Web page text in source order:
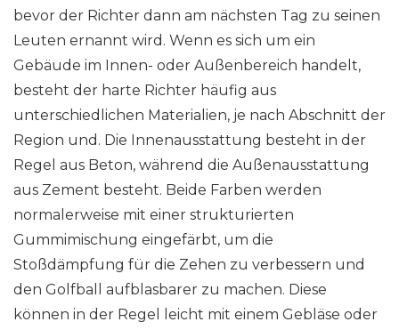
bevor der Richter dann am nächsten Tag zu seinen
Leuten ernannt wird. Wenn es sich um ein
Gebäude im Innen- oder Außenbereich handelt,
besteht der harte Richter häufig aus
unterschiedlichen Materialien, je nach Abschnitt der
Region und. Die Innenausstattung besteht in der
Regel aus Beton, während die Außenausstattung
aus Zement besteht. Beide Farben werden
normalerweise mit einer strukturierten
Gummimischung eingefärbt, um die
Stoßdämpfung für die Zehen zu verbessern und
den Golfball aufblasbarer zu machen. Diese
können in der Regel leicht mit einem Gebläse oder